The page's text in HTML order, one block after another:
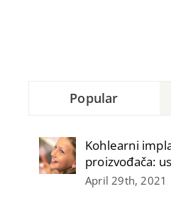
Popular
Kohlearni
proizvođača:
April 29th, 2021